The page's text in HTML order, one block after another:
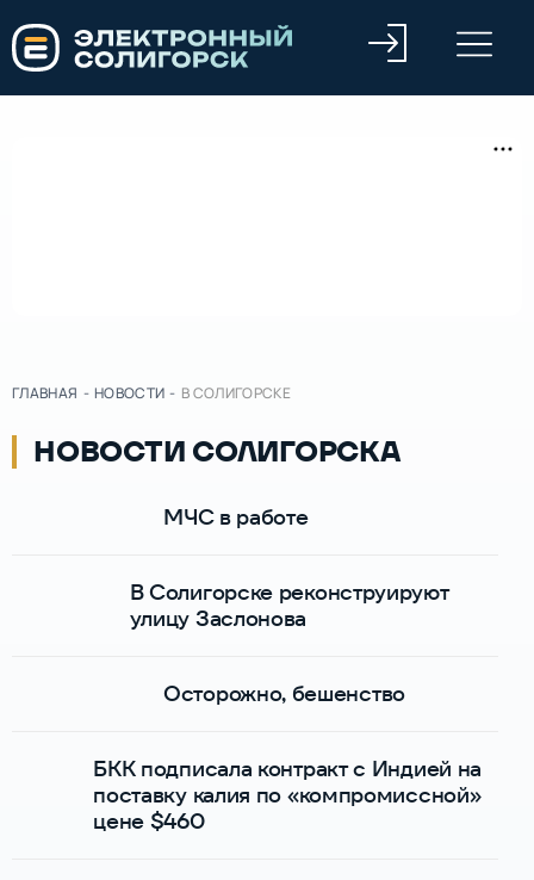
ГЛАВНАЯ - НОВОСТИ - В СОЛИГОРСКЕ
НОВОСТИ СОЛИГОРСКА
МЧС в работе
В Солигорске реконструируют
улицу Заслонова
Осторожно, бешенство
БКК подписала контракт с Индией на
поставку калия по «компромиссной»
цене $460